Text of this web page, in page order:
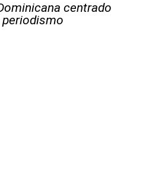
centrado